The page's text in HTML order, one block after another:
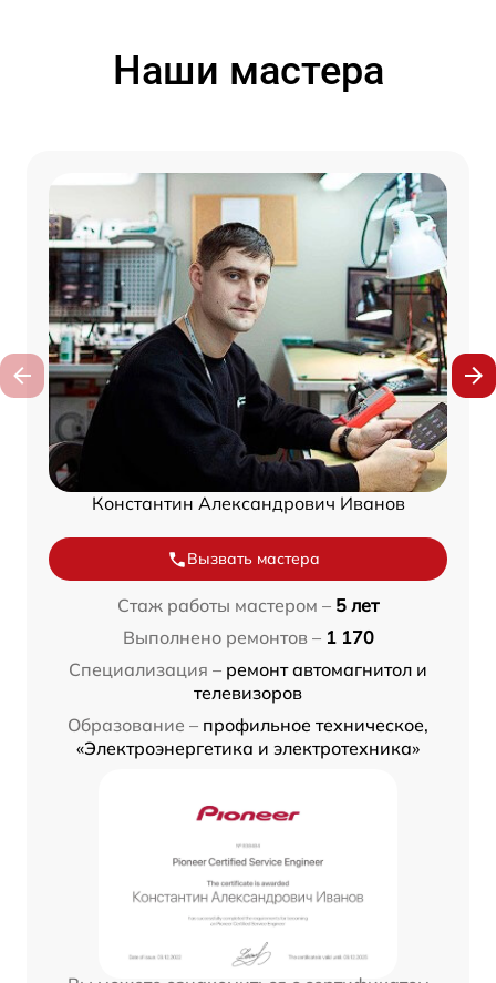
Наши мастера
Константин Александрович Иванов
Вызвать мастера
Стаж работы мастером – 5 лет
Выполнено ремонтов – 1 170
Специализация – ремонт автомагнитол и
телевизоров
Образование – профильное техническое,
«Электроэнергетика и электротехника»